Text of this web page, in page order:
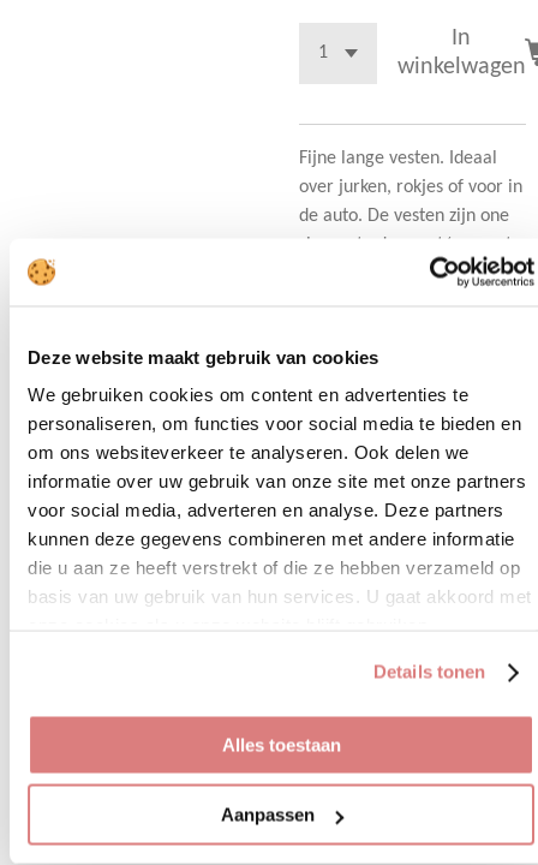
Deze website maakt gebruik van cookies
We gebruiken cookies om content en advertenties te
personaliseren, om functies voor social media te bieden en
om ons websiteverkeer te analyseren. Ook delen we
informatie over uw gebruik van onze site met onze partners
voor social media, adverteren en analyse. Deze partners
kunnen deze gegevens combineren met andere informatie
die u aan ze heeft verstrekt of die ze hebben verzameld op
basis van uw gebruik van hun services. U gaat akkoord met
Details tonen
Alles toestaan
Aanpassen
In
winkelwagen
Fijne lange vesten. Ideaal
over jurken, rokjes of voor in
de auto. De vesten zijn one
size en te dragen t/m maat
• 100% acryl
D
e
e
n
D
e
l
S
h
r
e
D
e
e
n
Uitverkocht
Travelbroek groen Mi
€ 59,95
groen! De broek is gemaakt van
comfortabel aanvoelt en een